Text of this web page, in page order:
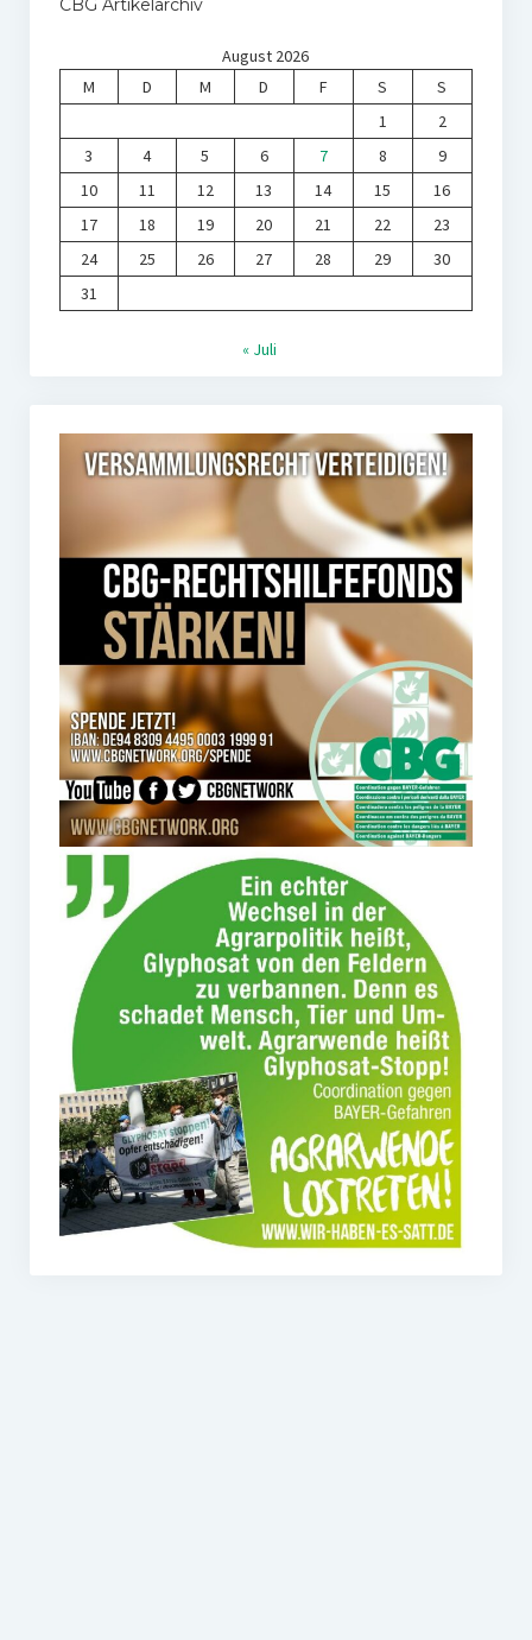
CBG Artikelarchiv
August 2026
M
D M D F S
S
1
2
3
4 5 6 7 8
9
10
11 12 13 14 15
16
17
18 19 20 21 22
23
24
25 26 27 28 29
30
31
« Juli